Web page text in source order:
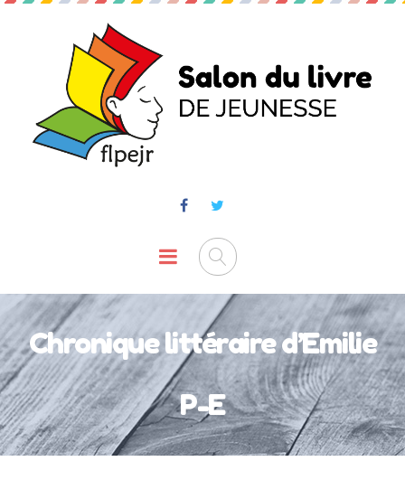
Chronique littéraire d’Emilie
P-E